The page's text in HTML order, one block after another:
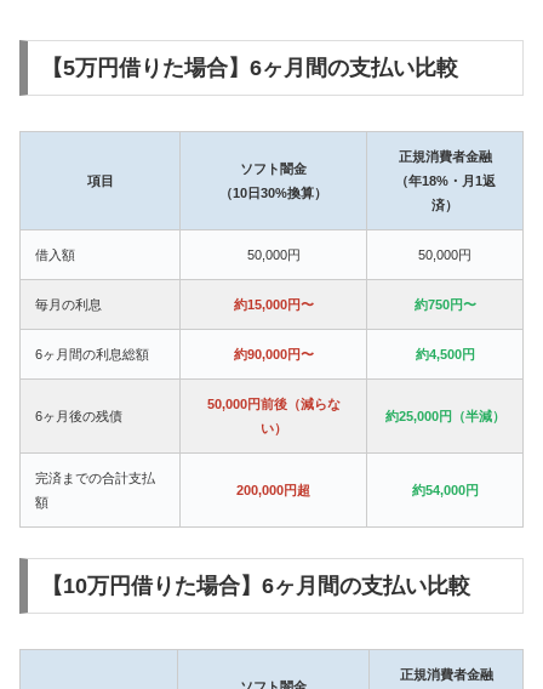
【5万円借りた場合】6ヶ月間の支払い比較
項目
ソフト闇金
（10日30%換算）
正規消費者金融
（年18%・月1返
済）
借入額 50,000円 50,000円
毎月の利息 約15,000円〜 約750円〜
6ヶ月間の利息総額 約90,000円〜 約4,500円
6ヶ月後の残債
50,000円前後（減らな
い）
約25,000円（半減）
完済までの合計支払
額
200,000円超 約54,000円
【10万円借りた場合】6ヶ月間の支払い比較
正規消費者金融